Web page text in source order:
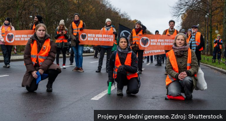
Projevy Poslední generace. Zdroj: Shutterstock